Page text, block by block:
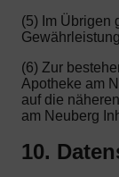
(5) Im Übrigen
(6) Zur
Apotheke am
auf die
am Neuberg
10.